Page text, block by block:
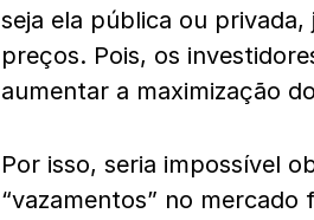
seja ela pública ou
preços. Pois, os
aumentar a maximização
Por isso, seria impossível
“vazamentos” no